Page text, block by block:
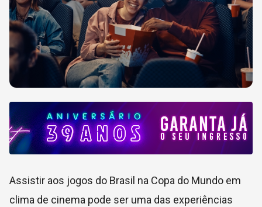
Assistir aos jogos do Brasil na Copa do Mundo em
clima de cinema pode ser uma das experiências